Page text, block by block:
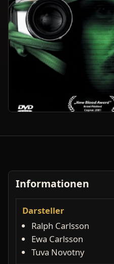
Informationen
Darsteller
Ralph Carlsson
Ewa Carlsson
Tuva Novotny